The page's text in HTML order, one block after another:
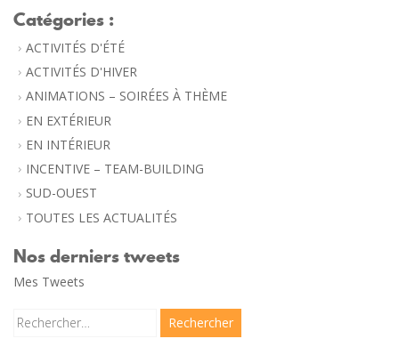
Catégories :
ACTIVITÉS D'ÉTÉ
ACTIVITÉS D'HIVER
ANIMATIONS – SOIRÉES À THÈME
EN EXTÉRIEUR
EN INTÉRIEUR
INCENTIVE – TEAM-BUILDING
SUD-OUEST
TOUTES LES ACTUALITÉS
Nos derniers tweets
Mes Tweets
Rechercher :